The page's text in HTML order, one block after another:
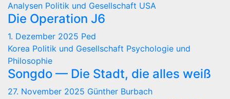
Analysen Politik und Gesellschaft USA
Die Operation J6
1. Dezember 2025 Ped
Korea Politik und Gesellschaft Psychologie und
Philosophie
Songdo — Die Stadt, die alles weiß
27. November 2025 Günther Burbach